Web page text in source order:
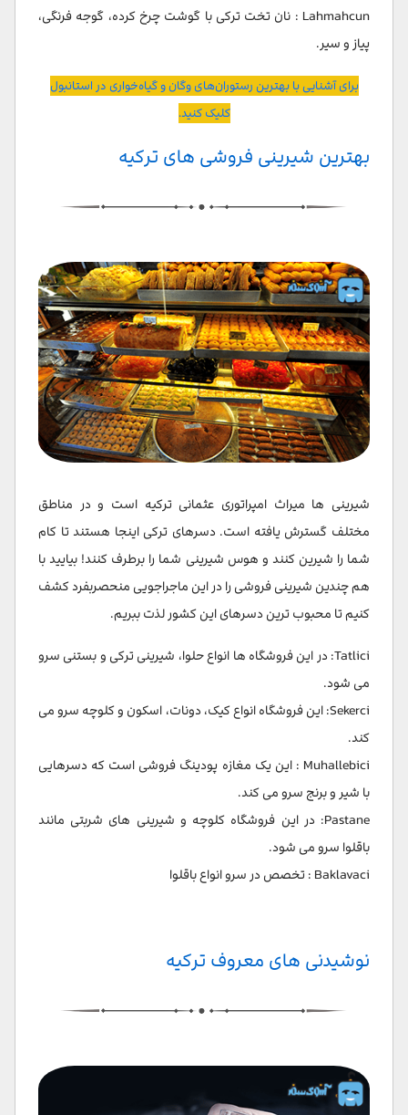
Lahmahcun : نان تخت ترکی با گوشت چرخ کرده، گوجه فرنگی،
پیاز و سیر.
برای آشنایی با بهترین رستوران‌های وگان و گیاه‌خواری در استانبول
کلیک کنید.
بهترین شیرینی فروشی های ترکیه
شیرینی ها میراث امپراتوری عثمانی ترکیه است و در مناطق
مختلف گسترش یافته است. دسرهای ترکی اینجا هستند تا کام
شما را شیرین کنند و هوس شیرینی شما را برطرف کنند! بیایید با
هم چندین شیرینی فروشی را در این ماجراجویی منحصربفرد کشف
کنیم تا محبوب ترین دسرهای این کشور لذت ببریم.
Tatlici: در این فروشگاه ها انواع حلوا، شیرینی ترکی و بستنی سرو
می شود.
Sekerci: این فروشگاه انواع کیک، دونات، اسکون و کلوچه سرو می
کند.
Muhallebici : این یک مغازه پودینگ فروشی است که دسرهایی
با شیر و برنج سرو می کند.
Pastane: در این فروشگاه کلوچه و شیرینی های شربتی مانند
باقلوا سرو می شود.
Baklavaci : تخصص در سرو انواع باقلوا
نوشیدنی های معروف ترکیه